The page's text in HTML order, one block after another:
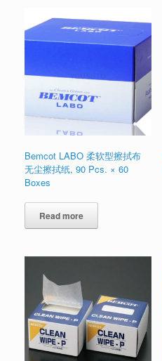
Bemcot LABO 柔软型擦拭布
无尘擦拭纸, 90 Pcs. × 60
Boxes
Read more